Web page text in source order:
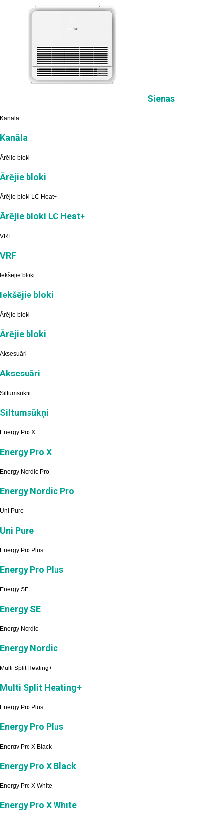
Sienas
Kanāla
Kanāla
Ārējie bloki
Ārējie bloki
Ārējie bloki LC Heat+
Ārējie bloki LC Heat+
VRF
VRF
Iekšējie bloki
Iekšējie bloki
Ārējie bloki
Ārējie bloki
Aksesuāri
Aksesuāri
Siltumsūkņi
Siltumsūkņi
Energy Pro X
Energy Pro X
Energy Nordic Pro
Energy Nordic Pro
Uni Pure
Uni Pure
Energy Pro Plus
Energy Pro Plus
Energy SE
Energy SE
Energy Nordic
Energy Nordic
Multi Split Heating+
Multi Split Heating+
Energy Pro Plus
Energy Pro Plus
Energy Pro X Black
Energy Pro X Black
Energy Pro X White
Energy Pro X White